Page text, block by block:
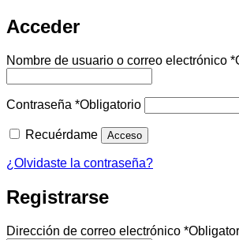
Acceder
Nombre de usuario o correo electrónico *
Contraseña *Obligatorio
Recuérdame Acceso
¿Olvidaste la contraseña?
Registrarse
Dirección de correo electrónico *